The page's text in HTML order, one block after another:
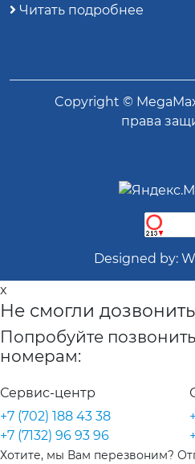
Читать подробнее
Copyright ©
права
Designed by:
x
Не смогли
Попробуйте
номерам:
Сервис-центр
+7 (702) 188 43 38
+7 (7132) 96 93 96
Хотите, мы Вам перезвоним?